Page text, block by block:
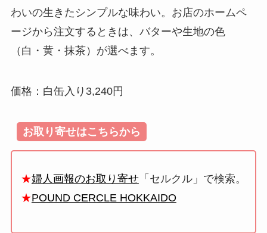
わいの生きたシンプルな味わい。お店のホームペ
ージから注文するときは、バターや生地の色
（白・黄・抹茶）が選べます。
価格：白缶入り3,240円
お取り寄せはこちらから
★婦人画報のお取り寄せ「セルクル」で検索。
★POUND CERCLE HOKKAIDO